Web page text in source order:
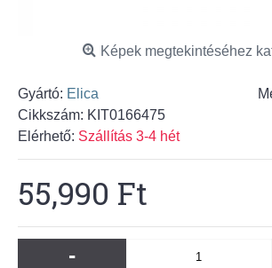
Képek megtekintéséhez
Gyártó: Elica
Cikkszám: KIT0166475
Elérhető: Szállítás 3-4 hét
55,990 Ft
-